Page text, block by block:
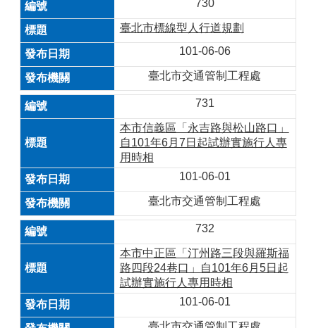
730
臺北市標線型人行道規劃
101-06-06
臺北市交通管制工程處
731
本市信義區「永吉路與松山路口」
自101年6月7日起試辦實施行人專
用時相
101-06-01
臺北市交通管制工程處
732
本市中正區「汀州路三段與羅斯福
路四段24巷口」自101年6月5日起
試辦實施行人專用時相
101-06-01